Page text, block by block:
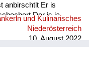
anbirschtlt Er is
Der is ja
Fett wie ein
abgefüllt sein
und Kulinarisches
Niederösterreich
10. August 2022